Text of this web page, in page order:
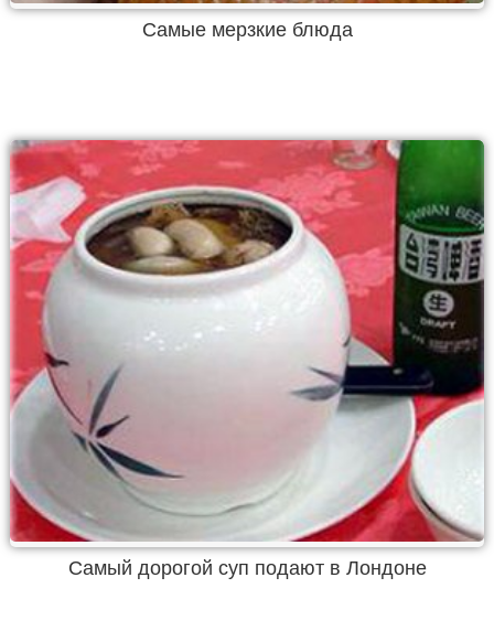
Самые мерзкие блюда
Самый дорогой суп подают в Лондоне